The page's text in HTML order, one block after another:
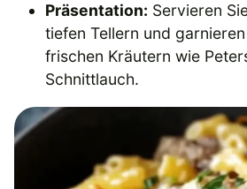
Präsentation: Servieren
tiefen Tellern und
frischen Kräutern wie
Schnittlauch.